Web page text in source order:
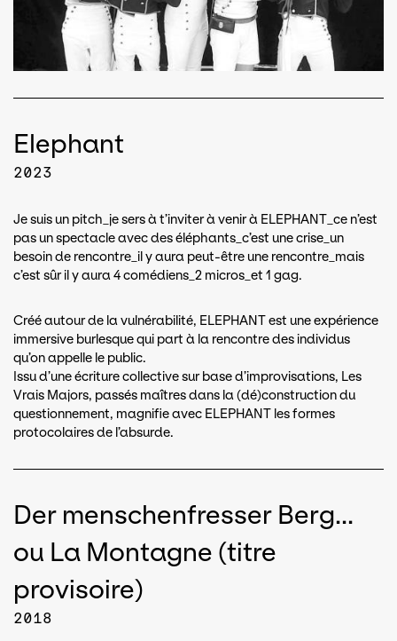
Elephant
2023
Je suis un pitch_je sers à t’inviter à venir à ELEPHANT_ce n’est
pas un spectacle avec des éléphants_c’est une crise_un
besoin de rencontre_il y aura peut-être une rencontre_mais
c’est sûr il y aura 4 comédiens_2 micros_et 1 gag.
Créé autour de la vulnérabilité, ELEPHANT est une expérience
immersive burlesque qui part à la rencontre des individus
qu’on appelle le public.
Issu d’une écriture collective sur base d’improvisations, Les
Vrais Majors, passés maîtres dans la (dé)construction du
questionnement, magnifie avec ELEPHANT les formes
protocolaires de l’absurde.
Der menschenfresser Berg...
ou La Montagne (titre
provisoire)
2018